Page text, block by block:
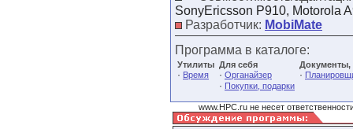
SonyEricsson P910, Motorola
Разработчик: MobiMate
Программа в каталоге:
Утилиты
· Время
Для себя
· Органайзер
· Покупки, подарки
·
www.HPC.ru не несет